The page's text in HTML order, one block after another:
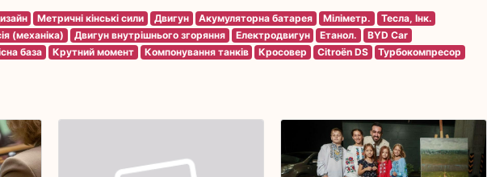
Метричні кінські сили Двигун Акумуляторна батарея Міліметр.
Тесла, Інк.
(механіка) Двигун внутрішнього згоряння Електродвигун Етанол.
BYD Car
база Крутний момент Компонування танків Кросовер Citroën DS
Турбокомпресор